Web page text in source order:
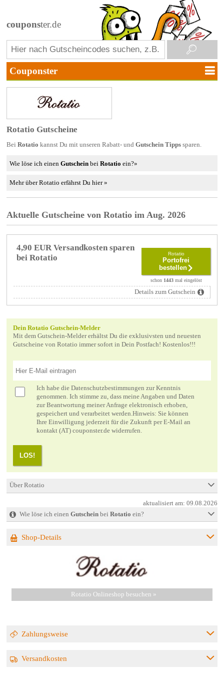
couponster.de
Rotatio Gutscheine
Bei Rotatio kannst Du mit unseren Rabatt- und Gutschein Tippssparen.
Wie löse ich einenGutschein beiRotatio ein?»
Mehr über Rotatio erfährst Du hier »
Aktuelle Gutscheine von Rotatio im Aug. 2026
4,90 EUR Versandkosten sparen
bei Rotatio
Rotatio
Portofrei
bestellen
schon 1443mal eingelöst
Details zum Gutschein
Dein Rotatio Gutschein-Melder
Mit dem Gutschein-Melder erhältst Du die exklusivsten und neuesten
Gutscheine von Rotatio immer sofort in Dein Postfach! Kostenlos!!!
Ich habe die Datenschutzbestimmungen zur Kenntnis
genommen. Ich stimme zu, dass meine Angaben und Daten
zur Beantwortung meiner Anfrage elektronisch erhoben,
gespeichert und verarbeitet werden.Hinweis: Sie können
Ihre Einwilligung jederzeit für die Zukunft per E-Mail an
kontakt (AT) couponster.de widerrufen.
LOS!
Über Rotatio
aktualisiert am:09.08.2026
Wie löse ich einen Gutscheinbei Rotatio ein?
Shop-Details
Rotatio Onlineshop besuchen »
Zahlungsweise
Versandkosten